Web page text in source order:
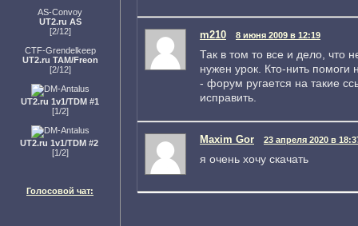
AS-Convoy
UT2.ru AS
[2/12]
CTF-Grendelkeep
UT2.ru TAM/Freon
[2/12]
UT2.ru 1v1/TDM #1
[1/2]
UT2.ru 1v1/TDM #2
[1/2]
Голосовой чат:
m210 8 июня 2009 в 12:19
Так в том то все и дело, что
нужен урок. Кто-нить помоги
- форум ругается на такие
исправить.
Maxim Gor 23 апреля 2020 в
я очень хочу скачать